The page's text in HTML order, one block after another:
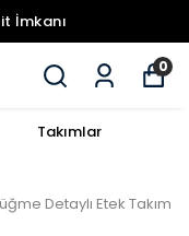
İmkanı
0
Takımlar
Detaylı Etek Takım